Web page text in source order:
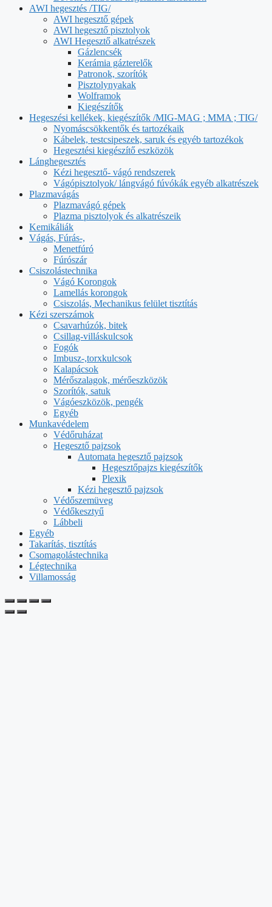
AWI hegesztés /TIG/
AWI hegesztő gépek
AWI hegesztő pisztolyok
AWI Hegesztő alkatrészek
Gázlencsék
Kerámia gázterelők
Patronok, szorítók
Pisztolynyakak
Wolframok
Kiegészítők
Hegeszési kellékek, kiegészítők /MIG-MAG ; MMA ; TIG/
Nyomáscsökkentők és tartozékaik
Kábelek, testcsipeszek, saruk és egyéb tartozékok
Hegesztési kiegészítő eszközök
Lánghegesztés
Kézi hegesztő- vágó rendszerek
Vágópisztolyok/ lángvágó fúvókák egyéb alkatrészek
Plazmavágás
Plazmavágó gépek
Plazma pisztolyok és alkatrészeik
Kemikáliák
Vágás, Fúrás-,
Menetfúró
Fúrószár
Csiszolástechnika
Vágó Korongok
Lamellás korongok
Csiszolás, Mechanikus felület tisztítás
Kézi szerszámok
Csavarhúzók, bitek
Csillag-villáskulcsok
Fogók
Imbusz-,torxkulcsok
Kalapácsok
Mérőszalagok, mérőeszközök
Szorítók, satuk
Vágóeszközök, pengék
Egyéb
Munkavédelem
Védőruházat
Hegesztő pajzsok
Automata hegesztő pajzsok
Hegesztőpajzs kiegészítők
Plexik
Kézi hegesztő pajzsok
Védőszemüveg
Védőkesztyű
Lábbeli
Egyéb
Takarítás, tisztítás
Csomagolástechnika
Légtechnika
Villamosság